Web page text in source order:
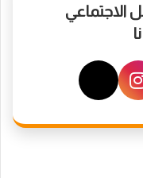
الاجتماعي